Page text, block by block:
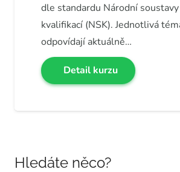
dle standardu Národní soustavy
kvalifikací (NSK). Jednotlivá
odpovídají aktuálně…
Detail kurzu
Hledáte něco?